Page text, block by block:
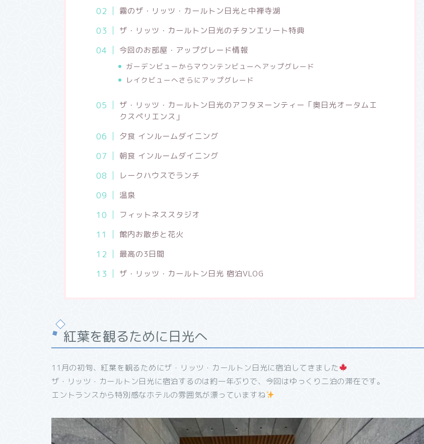
霧のザ・リッツ・カールトン日光と中禅寺湖
ザ・リッツ・カールトン日光のチタンエリート特典
今回のお部屋・アップグレード情報
ガーデンビューからマウンテンビューへアップグレード
レイクビューへさらにアップグレード
ザ・リッツ・カールトン日光のアフタヌーンティー「奥日光オータムエ
クスペリエンス」
夕食 インルームダイニング
朝食 インルームダイニング
レークハウスでランチ
温泉
フィットネススタジオ
館内お散歩と花火
最高の3日間
ザ・リッツ・カールトン日光 宿泊VLOG
紅葉を観るために日光へ
11月の初旬、紅葉を観るためにザ・リッツ・カールトン日光に宿泊してきました
ザ・リッツ・カールトン日光に宿泊するのは約一年ぶりで、今回はゆっくり二泊の滞在です。
エントランスから特別感なホテルの雰囲気が漂っていますね